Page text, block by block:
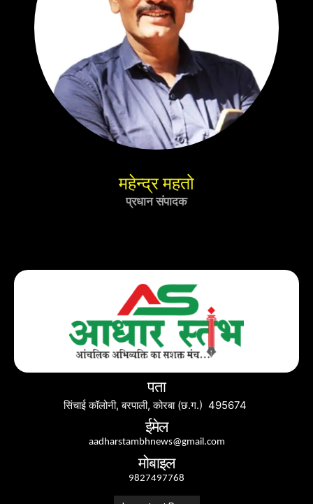
महेन्द्र महतो
प्रधान संपादक
पता
सिंचाई कॉलोनी, बरपाली, कोरबा (छ.ग.) 495674
ईमेल
aadharstambhnews@gmail.com
मोबाइल
9827497768